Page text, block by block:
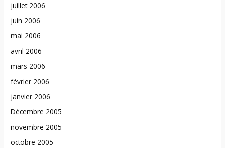
juillet 2006
juin 2006
mai 2006
avril 2006
mars 2006
février 2006
janvier 2006
Décembre 2005
novembre 2005
octobre 2005